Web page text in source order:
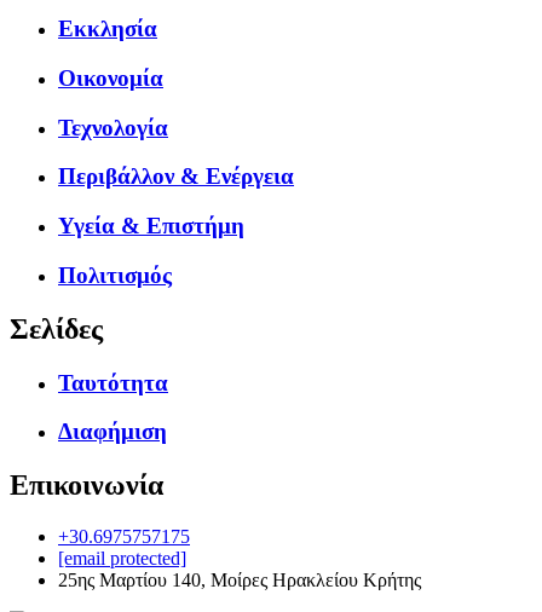
Εκκλησία
Οικονομία
Τεχνολογία
Περιβάλλον & Ενέργεια
Υγεία & Επιστήμη
Πολιτισμός
Σελίδες
Ταυτότητα
Διαφήμιση
Επικοινωνία
+30.6975757175
[email protected]
25ης Μαρτίου 140, Μοίρες Ηρακλείου Κρήτης